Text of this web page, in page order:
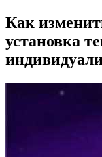
Как
установка